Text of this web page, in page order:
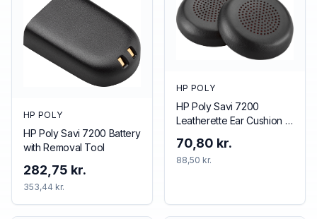
HP POLY
HP Poly Savi 7200 Battery
with Removal Tool
282,75 kr.
353,44 kr.
HP POLY
HP Poly Savi 7200
Leatherette Ear Cushion (1
70,80 kr.
88,50 kr.